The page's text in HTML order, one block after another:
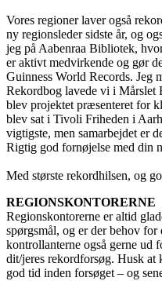
Vores regioner laver også
ny regionsleder sidste år, og
jeg på Aabenraa Bibliotek,
er aktivt medvirkende og gør
Guinness World Records. Jeg
Rekordbog lavede vi i Mårslet
blev projektet præsenteret for
blev sat i Tivoli Friheden i
vigtigste, men samarbejdet er
Rigtig god fornøjelse med din
Med største rekordhilsen, og
REGIONSKONTORERNE
Regionskontorerne er altid
spørgsmål, og er der behov for
kontrollanterne også gerne ud
dit/jeres rekordforsøg. Husk at
god tid inden forsøget – og